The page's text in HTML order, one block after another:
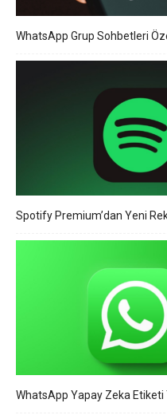
WhatsApp Grup Sohbetleri
Spotify Premium’dan Yeni
WhatsApp Yapay Zeka Etiketi